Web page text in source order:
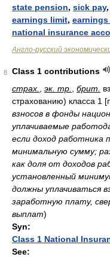
state pension, sick pay,
earnings limit,
national insurance
Англо-русский
8
Class 1 contributions
страх.
эк. тр. брит.
страхованию) класса 1
взносов в фонды
уплачиваемые
если доход работника
минимальную сумму;
как доля от доходов
установленный
должны уплачиваться
заработную плату,
выплат)
Syn:
Class 1 National
See: